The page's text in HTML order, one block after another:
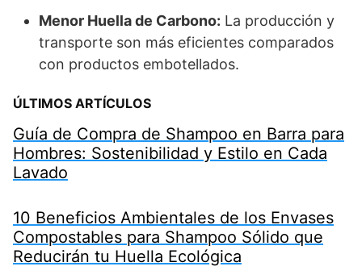
Menor Huella de Carbono: La producción y
transporte son más eficientes comparados
con productos embotellados.
ÚLTIMOS ARTÍCULOS
Guía de Compra de Shampoo en Barra para
Hombres: Sostenibilidad y Estilo en Cada
Lavado
10 Beneficios Ambientales de los Envases
Compostables para Shampoo Sólido que
Reducirán tu Huella Ecológica